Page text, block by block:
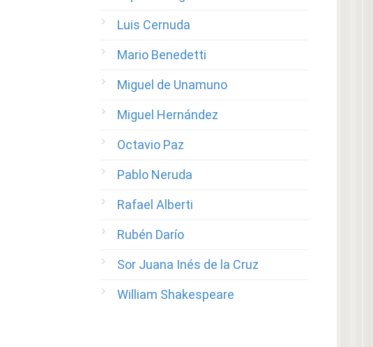
Luis Cernuda
Mario Benedetti
Miguel de Unamuno
Miguel Hernández
Octavio Paz
Pablo Neruda
Rafael Alberti
Rubén Darío
Sor Juana Inés de la Cruz
William Shakespeare